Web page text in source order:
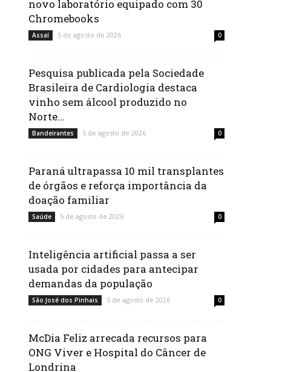
novo laboratório equipado com 30
Chromebooks
Assaí 5 de agosto de 2026 0
Pesquisa publicada pela Sociedade
Brasileira de Cardiologia destaca
vinho sem álcool produzido no
Norte...
Bandeirantes 5 de agosto de 2026 0
Paraná ultrapassa 10 mil transplantes
de órgãos e reforça importância da
doação familiar
Saúde 5 de agosto de 2026 0
Inteligência artificial passa a ser
usada por cidades para antecipar
demandas da população
São José dos Pinhais 5 de agosto de 2026 0
McDia Feliz arrecada recursos para
ONG Viver e Hospital do Câncer de
Londrina